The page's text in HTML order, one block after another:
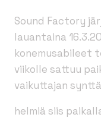
Sound Factory
lauantaina
konemusabileet
viikolle sattuu
vaikuttajan
helmiä siis